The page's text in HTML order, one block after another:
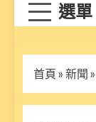
首頁 » 新聞 »